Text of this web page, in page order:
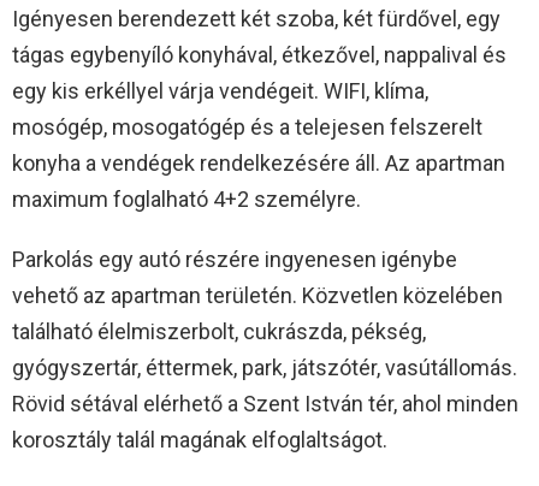
Igényesen berendezett két szoba, két fürdővel, egy
tágas egybenyíló konyhával, étkezővel, nappalival és
egy kis erkéllyel várja vendégeit. WIFI, klíma,
mosógép, mosogatógép és a telejesen felszerelt
konyha a vendégek rendelkezésére áll. Az apartman
maximum foglalható 4+2 személyre.
Parkolás egy autó részére ingyenesen igénybe
vehető az apartman területén. Közvetlen közelében
található élelmiszerbolt, cukrászda, pékség,
gyógyszertár, éttermek, park, játszótér, vasútállomás.
Rövid sétával elérhető a Szent István tér, ahol minden
korosztály talál magának elfoglaltságot.